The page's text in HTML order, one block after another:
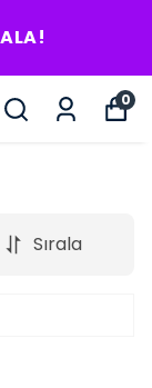
0
Sırala